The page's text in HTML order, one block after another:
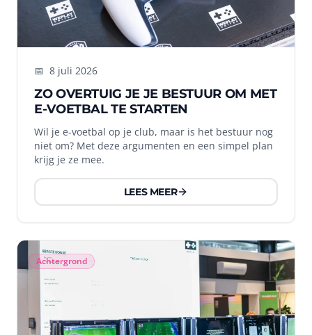
📅 8 juli 2026
ZO OVERTUIG JE JE BESTUUR OM MET
E-VOETBAL TE STARTEN
Wil je e-voetbal op je club, maar is het bestuur nog
niet om? Met deze argumenten en een simpel plan
krijg je ze mee.
LEES MEER
Achtergrond